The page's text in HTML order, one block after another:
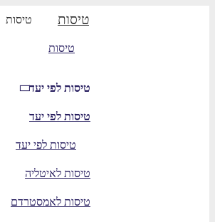
טיסות טיסות
טיסות
טיסות לפי יעד
טיסות לפי יעד
טיסות לפי יעד
טיסות לאיטליה
טיסות לאמסטרדם